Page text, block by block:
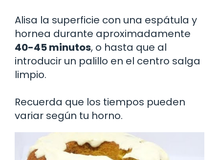
Alisa la superficie con una espátula y
hornea durante aproximadamente
40-45 minutos, o hasta que al
introducir un palillo en el centro salga
limpio.
Recuerda que los tiempos pueden
variar según tu horno.